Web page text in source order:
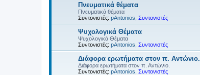
Πνευματικά θέματα
Πνευματικά θέματα
Συντονιστές: pAntonios Συντονιστές
Ψυχολογικά Θέματα
Ψυχολογικά Θέματα
Συντονιστές: pAntonios Συντονιστές
Διάφορα ερωτήματα στον π. Αντώνιο.
Διάφορα ερωτήματα στον π. Αντώνιο.
Συντονιστές: pAntonios Συντονιστές